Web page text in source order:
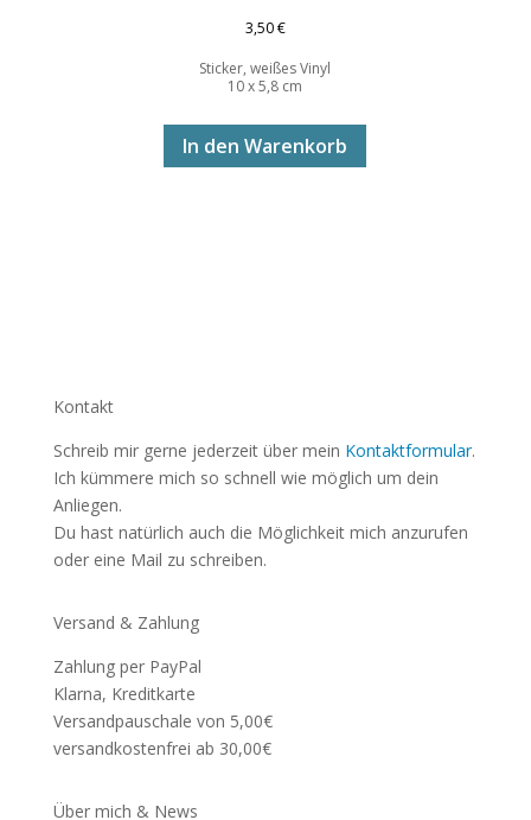
3,50€
Sticker, weißes Vinyl
10 x 5,8 cm
In den Warenkorb
Kontakt
Schreib mir gerne jederzeit über mein Kontaktformular.
Ich kümmere mich so schnell wie möglich um dein
Anliegen.
Du hast natürlich auch die Möglichkeit mich anzurufen
oder eine Mail zu schreiben.
Versand & Zahlung
Zahlung per PayPal
Klarna, Kreditkarte
Versandpauschale von 5,00€
versandkostenfrei ab 30,00€
Über mich & News